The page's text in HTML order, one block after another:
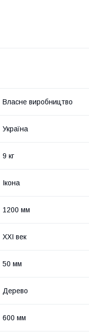
Власне виробництво
Україна
9 кг
Ікона
1200 мм
XXI век
50 мм
Дерево
600 мм